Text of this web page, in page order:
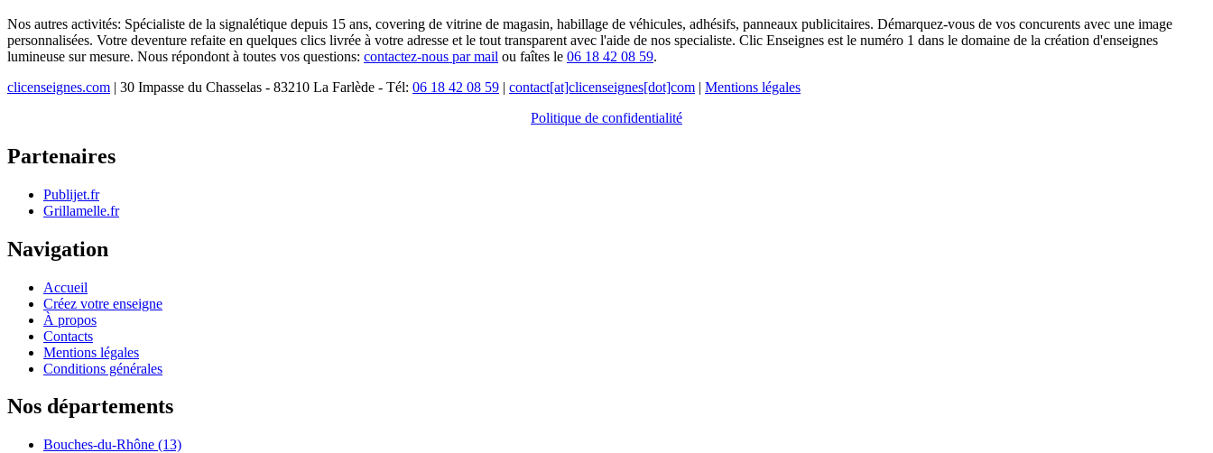
Nos autres activités: Spécialiste de la signalétique depuis 15 ans, covering de vitrine de magasin, habillage de véhicules, adhésifs, panneaux publicitaires. Démarquez-vous de vos concurents avec une image
personnalisées. Votre deventure refaite en quelques clics livrée à votre adresse et le tout transparent avec l'aide de nos specialiste. Clic Enseignes est le numéro 1 dans le domaine de la création d'enseignes
lumineuse sur mesure. Nous répondont à toutes vos questions: contactez-nous par mail ou faîtes le 06 18 42 08 59.
clicenseignes.com | 30 Impasse du Chasselas - 83210 La Farlède - Tél: 06 18 42 08 59 | contact[at]clicenseignes[dot]com | Mentions légales
Politique de confidentialité
Partenaires
Publijet.fr
Grillamelle.fr
Navigation
Accueil
Créez votre enseigne
À propos
Contacts
Mentions légales
Conditions générales
Nos départements
Bouches-du-Rhône (13)